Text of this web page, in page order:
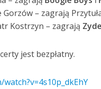
– zagrają
Kostrzyn – zagrają
jest bezpłatny.